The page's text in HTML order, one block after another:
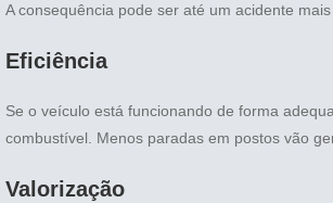
A consequência pode ser até um acidente
Eficiência
Se o veículo está funcionando de forma
combustível. Menos paradas em postos vão
Valorização